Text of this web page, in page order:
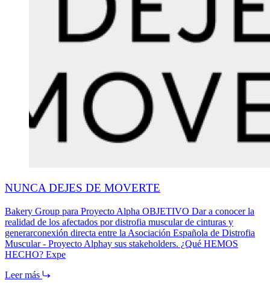
NUNCA DEJES DE MOVERTE
Bakery Group para Proyecto Alpha OBJETIVO Dar a conocer la
realidad de los afectados por distrofia muscular de cinturas y
generarconexión directa entre la Asociación Española de Distrofia
Muscular - Proyecto Alphay sus stakeholders. ¿Qué HEMOS
HECHO? Expe
Leer más